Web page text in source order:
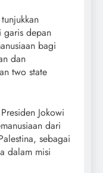
garis depan
bagi
dan
two state
Jokowi
dari
sebagai
dalam misi